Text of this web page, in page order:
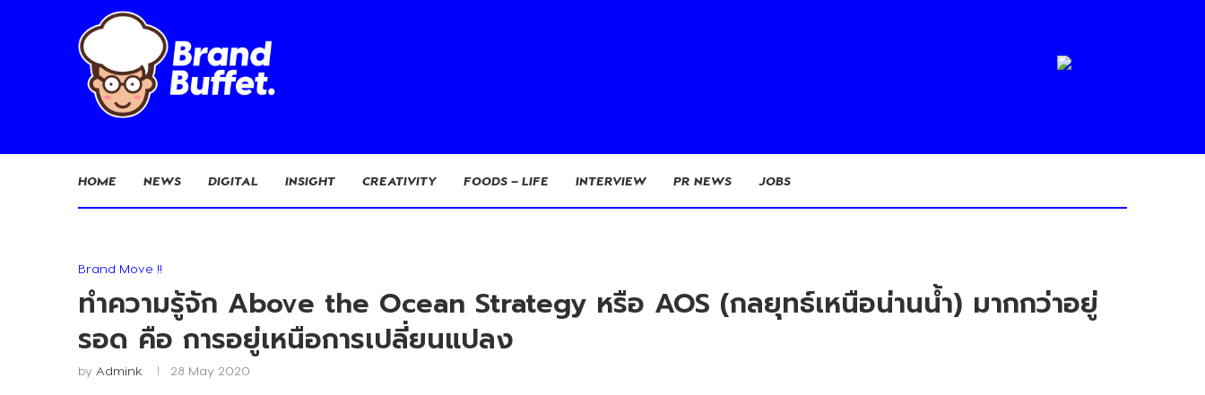
HOME NEWS DIGITAL INSIGHT CREATIVITY FOODS – LIFE INTERVIEW PR NEWS JOBS
Brand Move !!
ทำความรู้จัก Above the Ocean Strategy หรือ AOS (กลยุทธ์เหนือน่านน้ำ) มากกว่าอยู่
รอด คือ การอยู่เหนือการเปลี่ยนแปลง
by Admink 28 May 2020